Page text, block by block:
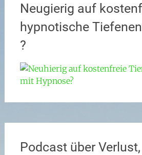
Neugierig auf
hypnotische
?
Podcast über